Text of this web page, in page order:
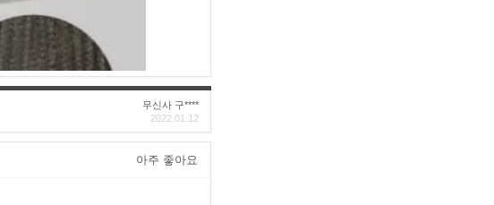
무신사 구****
2022.01.12
아주 좋아요